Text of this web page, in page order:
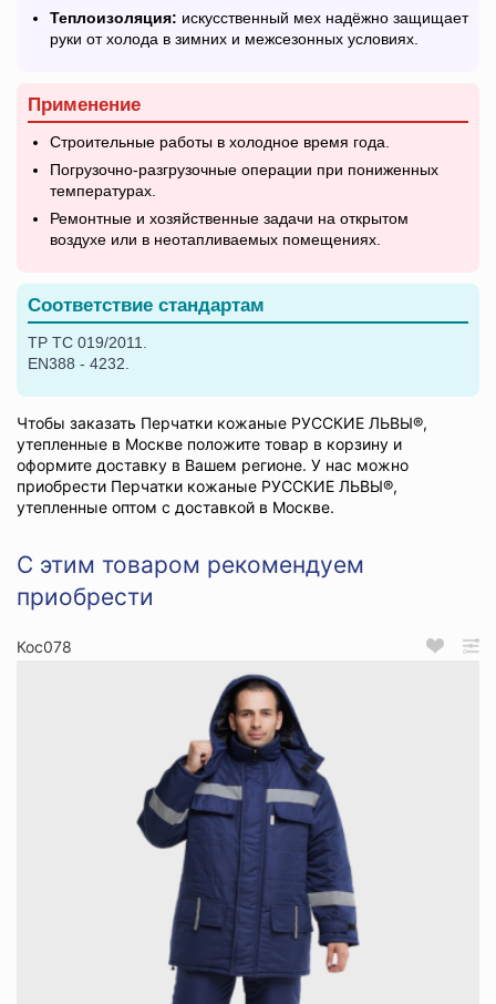
Теплоизоляция: искусственный мех надёжно защищает
руки от холода в зимних и межсезонных условиях.
Применение
Строительные работы в холодное время года.
Погрузочно-разгрузочные операции при пониженных
температурах.
Ремонтные и хозяйственные задачи на открытом
воздухе или в неотапливаемых помещениях.
Соответствие стандартам
ТР ТС 019/2011.
EN388 - 4232.
Чтобы заказать Перчатки кожаные РУССКИЕ ЛЬВЫ®,
утепленные в Москве положите товар в корзину и
оформите доставку в Вашем регионе. У нас можно
приобрести Перчатки кожаные РУССКИЕ ЛЬВЫ®,
утепленные оптом с доставкой в Москве.
С этим товаром рекомендуем
приобрести
Кос078